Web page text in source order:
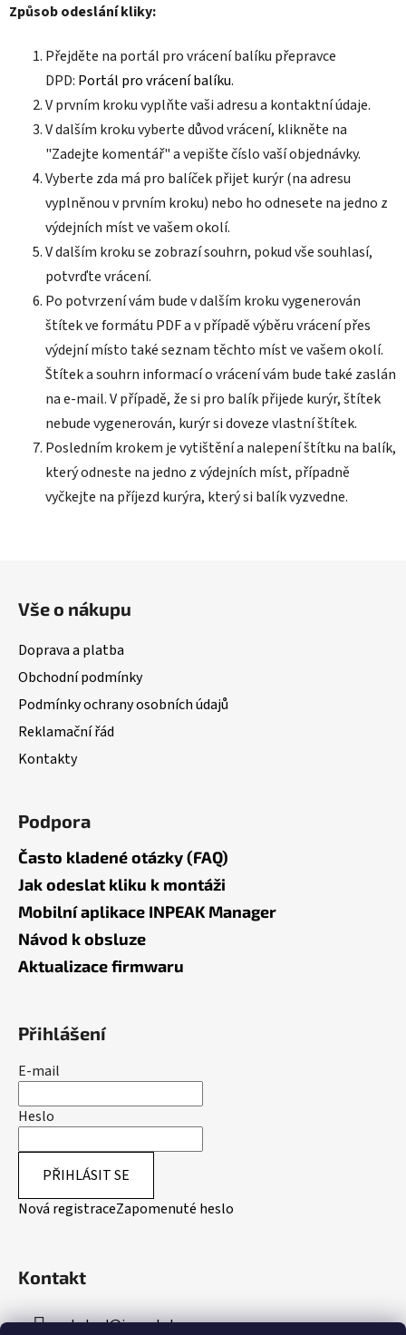
Způsob odeslání kliky:
Přejděte na portál pro vrácení balíku přepravce
DPD: Portál pro vrácení balíku.
V prvním kroku vyplňte vaši adresu a kontaktní údaje.
V dalším kroku vyberte důvod vrácení, klikněte na
"Zadejte komentář" a vepište číslo vaší objednávky.
Vyberte zda má pro balíček přijet kurýr (na adresu
vyplněnou v prvním kroku) nebo ho odnesete na jedno z
výdejních míst ve vašem okolí.
V dalším kroku se zobrazí souhrn, pokud vše souhlasí,
potvrďte vrácení.
Po potvrzení vám bude v dalším kroku vygenerován
štítek ve formátu PDF a v případě výběru vrácení přes
výdejní místo také seznam těchto míst ve vašem okolí.
Štítek a souhrn informací o vrácení vám bude také zaslán
na e-mail. V případě, že si pro balík přijede kurýr, štítek
nebude vygenerován, kurýr si doveze vlastní štítek.
Posledním krokem je vytištění a nalepení štítku na balík,
který odneste na jedno z výdejních míst, případně
vyčkejte na příjezd kurýra, který si balík vyzvedne.
Vše o nákupu
Doprava a platba
Obchodní podmínky
Podmínky ochrany osobních údajů
Reklamační řád
Kontakty
Podpora
Často kladené otázky (FAQ)
Jak odeslat kliku k montáži
Mobilní aplikace INPEAK Manager
Návod k obsluze
Aktualizace firmwaru
Přihlášení
E-mail
Heslo
PŘIHLÁSIT SE
Nová registraceZapomenuté heslo
Kontakt
obchod@inpeakstore.cz